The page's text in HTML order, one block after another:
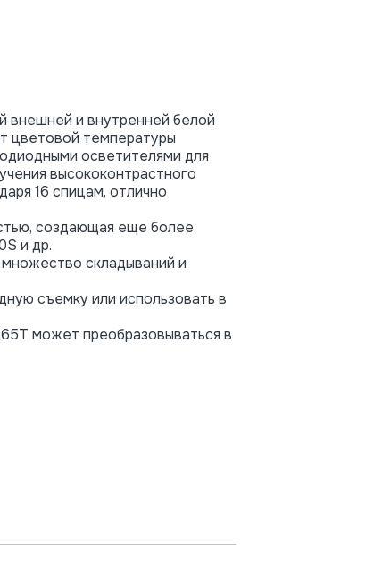
внешней и внутренней белой
цветовой температуры
осветителями для
высококонтрастного
16 спицам, отлично
создающая еще более
и др.
складываний и
съемку или использовать в
может преобразовываться в